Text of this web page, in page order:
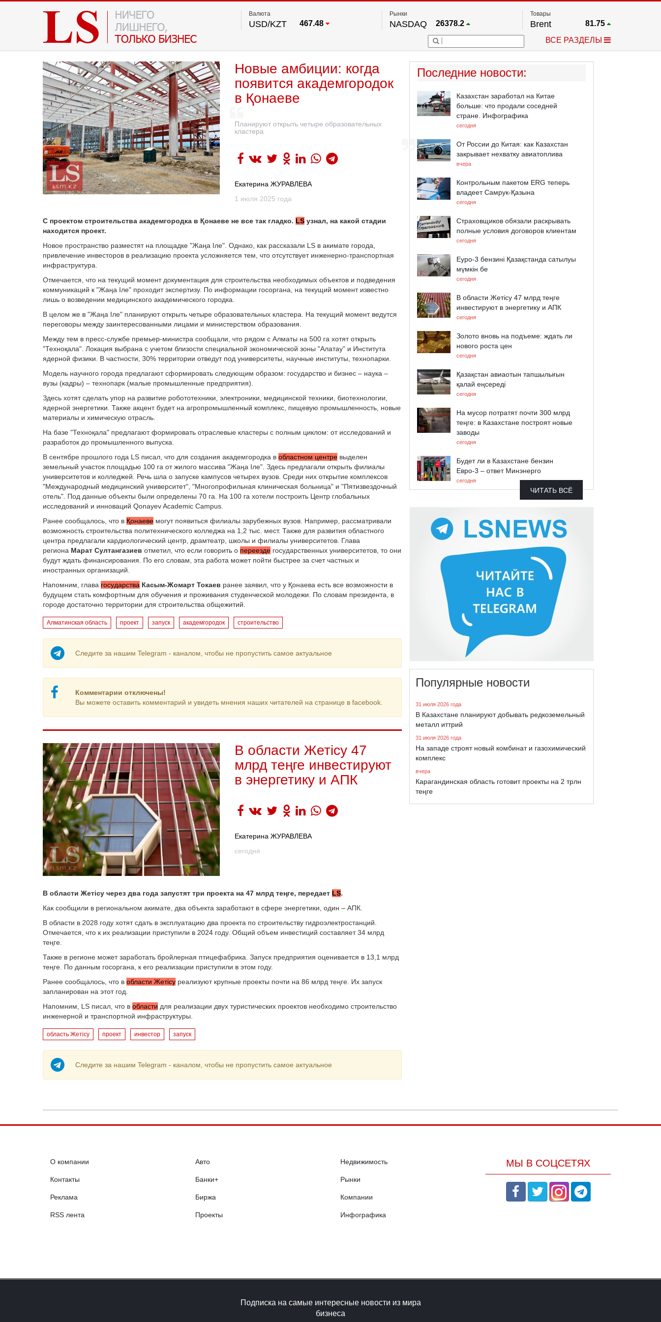
Валюта
USD/KZT 467.48
Рынки
NASDAQ 26378.2
FTSE 100 67.17
54033.1
S&P 500
NYSE 24488.1
Товары
Brent 81.75
Платина
2.65
ВСЕ РАЗДЕЛЫ
Новые амбиции: когда
появится академгородок
в Қонаеве
Планируют открыть четыре образовательных
кластера
Екатерина ЖУРАВЛЕВА
1 июля 2025 года
С проектом строительства академгородка в Қонаеве не все так гладко. LS узнал, на какой стадии
находится проект.
Новое пространство разместят на площадке "Жаңа Іле". Однако, как рассказали LS в акимате города,
привлечение инвесторов в реализацию проекта усложняется тем, что отсутствует инженерно-транспортная
инфраструктура.
Отмечается, что на текущий момент документация для строительства необходимых объектов и подведения
коммуникаций к "Жаңа Іле" проходит экспертизу. По информации госоргана, на текущий момент известно
лишь о возведении медицинского академического городка.
В целом же в "Жаңа Іле" планируют открыть четыре образовательных кластера. На текущий момент ведутся
переговоры между заинтересованными лицами и министерством образования.
Между тем в пресс-службе премьер-министра сообщали, что рядом с Алматы на 500 га хотят открыть
"Техноқала". Локация выбрана с учетом близости специальной экономической зоны "Алатау" и Института
ядерной физики. В частности, 30% территории отведут под университеты, научные институты, технопарки.
Модель научного города предлагают сформировать следующим образом: государство и бизнес – наука –
вузы (кадры) – технопарк (малые промышленные предприятия).
Здесь хотят сделать упор на развитие робототехники, электроники, медицинской техники, биотехнологии,
ядерной энергетики. Также акцент будет на агропромышленный комплекс, пищевую промышленность, новые
материалы и химическую отрасль.
На базе "Техноқала" предлагают формировать отраслевые кластеры с полным циклом: от исследований и
разработок до промышленного выпуска.
В сентябре прошлого года LS писал, что для создания академгородка в областном центре выделен
земельный участок площадью 100 га от жилого массива "Жаңа Іле". Здесь предлагали открыть филиалы
университетов и колледжей. Речь шла о запуске кампусов четырех вузов. Среди них открытие комплексов
"Международный медицинский университет", "Многопрофильная клиническая больница" и "Пятизвездочный
отель". Под данные объекты были определены 70 га. На 100 га хотели построить Центр глобальных
исследований и инноваций Qonayev Academic Campus.
Ранее сообщалось, что в Қонаеве могут появиться филиалы зарубежных вузов. Например, рассматривали
возможность строительства политехнического колледжа на 1,2 тыс. мест. Также для развития областного
центра предлагали кардиологический центр, драмтеатр, школы и филиалы университетов. Глава
региона Марат Султангазиев отметил, что если говорить о переезде государственных университетов, то они
будут ждать финансирования. По его словам, эта работа может пойти быстрее за счет частных и
иностранных организаций.
Напомним, глава государства Касым-Жомарт Токаев ранее заявил, что у Қонаева есть все возможности в
будущем стать комфортным для обучения и проживания студенческой молодежи. По словам президента, в
городе достаточно территории для строительства общежитий.
Алматинская область проект запуск академгородок строительство
Следите за нашим Telegram - каналом, чтобы не пропустить самое актуальное
Комментарии отключены!
Вы можете оставить комментарий и увидеть мнения наших читателей на странице в facebook.
В области Жетісу 47
млрд теңге инвестируют
в энергетику и АПК
Екатерина ЖУРАВЛЕВА
сегодня
В области Жетісу через два года запустят три проекта на 47 млрд теңге, передает LS.
Как сообщили в региональном акимате, два объекта заработают в сфере энергетики, один – АПК.
В области в 2028 году хотят сдать в эксплуатацию два проекта по строительству гидроэлектростанций.
Отмечается, что к их реализации приступили в 2024 году. Общий объем инвестиций составляет 34 млрд
теңге.
Также в регионе может заработать бройлерная птицефабрика. Запуск предприятия оценивается в 13,1 млрд
теңге. По данным госоргана, к его реализации приступили в этом году.
Ранее сообщалось, что в области Жетісу реализуют крупные проекты почти на 86 млрд теңге. Их запуск
запланирован на этот год.
Напомним, LS писал, что в области для реализации двух туристических проектов необходимо строительство
инженерной и транспортной инфраструктуры.
область Жетісу проект инвестор запуск
Следите за нашим Telegram - каналом, чтобы не пропустить самое актуальное
Последние новости:
Казахстан заработал на Китае
больше: что продали соседней
стране. Инфографика
сегодня
От России до Китая: как Казахстан
закрывает нехватку авиатоплива
вчера
Контрольным пакетом ERG теперь
владеет Самрук-Қазына
сегодня
Страховщиков обязали раскрывать
полные условия договоров клиентам
сегодня
Еуро-3 бензині Қазақстанда сатылуы
мүмкін бе
сегодня
В области Жетісу 47 млрд теңге
инвестируют в энергетику и АПК
сегодня
Золото вновь на подъеме: ждать ли
нового роста цен
сегодня
Қазақстан авиаотын тапшылығын
қалай еңсереді
сегодня
На мусор потратят почти 300 млрд
теңге: в Казахстане построят новые
заводы
сегодня
Будет ли в Казахстане бензин
Евро-3 – ответ Минэнерго
сегодня
ЧИТАТЬ ВСЁ
Популярные новости
31 июля 2026 года
В Казахстане планируют добывать редкоземельный
металл иттрий
31 июля 2026 года
На западе строят новый комбинат и газохимический
комплекс
вчера
Карагандинская область готовит проекты на 2 трлн
теңге
О компании
Контакты
Реклама
RSS лента
Авто
Банки+
Биржа
Проекты
Недвижимость
Рынки
Компании
Инфографика
МЫ В СОЦСЕТЯХ
Подписка на самые интересные новости из мира
бизнеса